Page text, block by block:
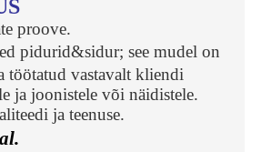
proove.
pidurid&sidur; see mudel on
töötatud vastavalt kliendi
ja joonistele või näidistele.
ja teenuse.